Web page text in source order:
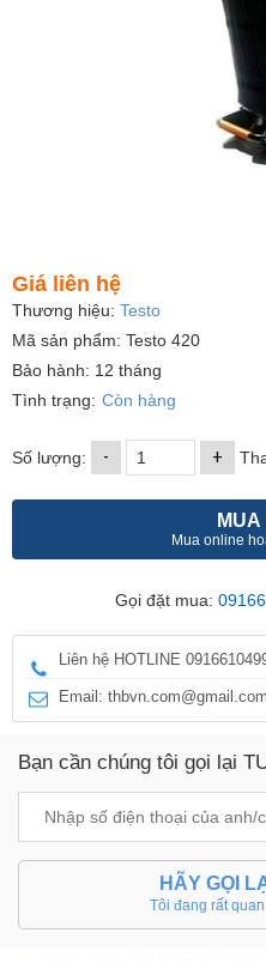
Giá liên hệ
Thương hiệu: Testo
Mã sản phẩm: Testo 420
Bảo hành: 12 tháng
Tình trạng: Còn hàng
Số lượng: - +
MUA
Mua online
Gọi đặt mua:
Liên hệ HOTLINE
Email: thbvn.com@gmail.com
Bạn cần chúng tôi gọi lại
HÃY GỌI
Tôi đang rất